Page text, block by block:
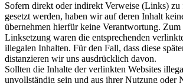
Sofern direkt oder indirekt Verweise (Links) zu
gesetzt werden, haben wir auf deren Inhalt
übernehmen hierfür keine Verantwortung.
Linksetzung waren die entsprechenden
illegalen Inhalten. Für den Fall, dass diese
distanzieren wir uns ausdrücklich davon.
Sollten die Inhalte der verlinkten Websites
unvollständig sein und aus ihrer Nutzung oder